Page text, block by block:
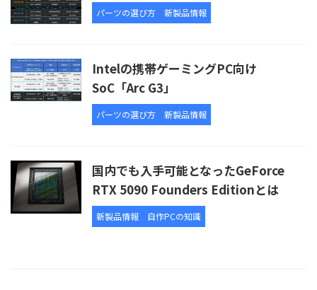
パーツの選び方 新製品情報
Intelの携帯ゲーミングPC向け
SoC「Arc G3」
パーツの選び方 新製品情報
国内でも入手可能となったGeForce
RTX 5090 Founders Editionとは
新製品情報 自作PCの知識